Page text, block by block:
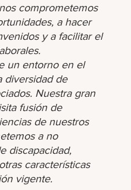
comprometemos
a hacer
y a facilitar el
un entorno en el
diversidad de
Nuestra gran
fusión de
de nuestros
a no
discapacidad,
características
vigente.